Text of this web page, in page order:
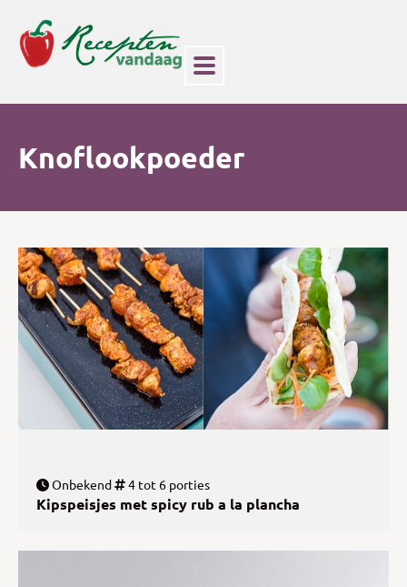
Knoflookpoeder
Onbekend 4 tot 6 porties
Kipspeisjes met spicy rub a la plancha